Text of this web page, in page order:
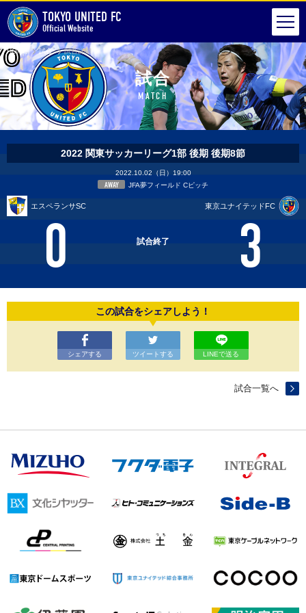
TOKYO UNITED FC
Official Website
HOME 試合 試合詳細
試合
MATCH
2022 関東サッカーリーグ1部 後期 後期8節
2022.10.02（日）19:00
AWAY JFA夢フィールド Cピッチ
エスペランサSC
0 試合終了 3
東京ユナイテッドFC
この試合をシェアしよう！
シェアする ツイートする LINEで送る
試合一覧へ